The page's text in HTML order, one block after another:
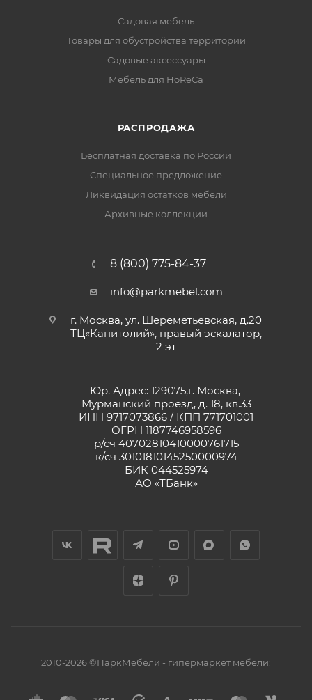
Садовая мебель
Товары для обустройства территории
Садовые аксессуары
Мебель для HoReCa
РАСПРОДАЖА
Бесплатная доставка по России
Специальное предложение
Ликвидация остатков мебели
Архивные коллекции
8 (800) 775-84-37
info@parkmebel.com
г. Москва, ул. Шереметьевская, д.20
ТЦ«Капитолий», правый эскалатор,
2 эт
Юр. Адрес: 129075,г. Москва,
Мурманский проезд, д. 18, кв.33
ИНН 9717073866 / КПП 771701001
ОГРН 1187746958596
р/сч 40702810410000761715
к/сч 30101810145250000974
БИК 044525974
АО «ТБанк»
2010-2026 ©ПаркМебели - гипермаркет мебели: